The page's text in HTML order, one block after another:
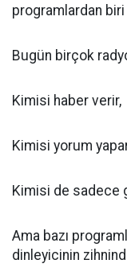
programlardan biri
Bugün birçok
Kimisi haber verir,
Kimisi yorum
Kimisi de sadece
Ama bazı
dinleyicinin